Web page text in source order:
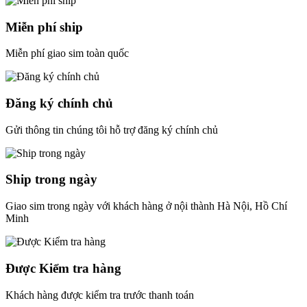
Miễn phí ship
Miễn phí giao sim toàn quốc
Đăng ký chính chủ
Gửi thông tin chúng tôi hỗ trợ đăng ký chính chủ
Ship trong ngày
Giao sim trong ngày với khách hàng ở nội thành Hà Nội, Hồ Chí
Minh
Được Kiểm tra hàng
Khách hàng được kiểm tra trước thanh toán